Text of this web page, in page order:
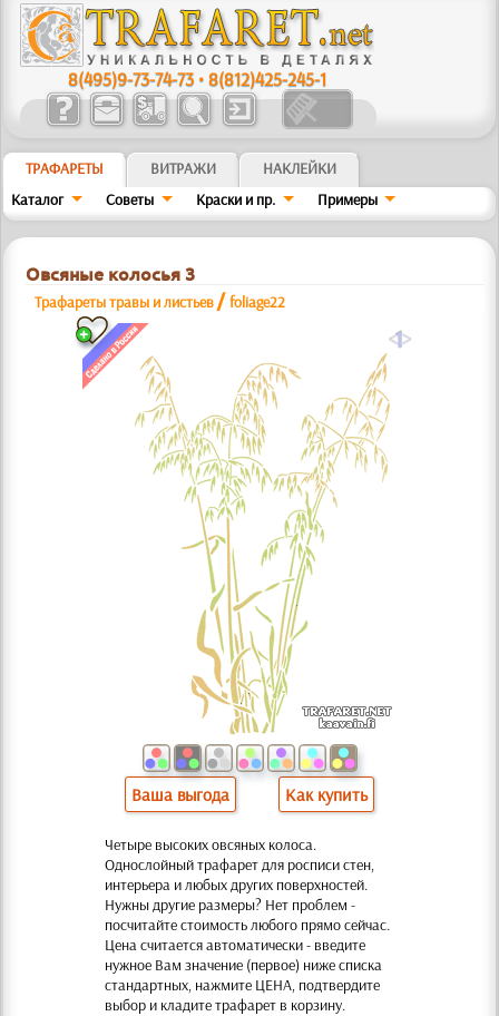
8(495)9-73-74-73 •8(812)425-245-1
ТРАФАРЕТЫ ВИТРАЖИ
НАКЛЕЙКИ
Каталог
Советы Краски и пр. Примеры
Овсяные колосья 3
Трафареты травы и листьев /foliage22
a
Ваша выгода Как купить
Четыре высоких овсяных колоса.
Однослойный трафарет для росписи стен,
интерьера и любых других поверхностей.
Нужны другие размеры? Нет проблем -
посчитайте стоимость любого прямо сейчас.
Цена считается автоматически - введите
нужное Вам значение (первое) ниже списка
стандартных, нажмите ЦЕНА, подтвердите
выбор и кладите трафарет в корзину.